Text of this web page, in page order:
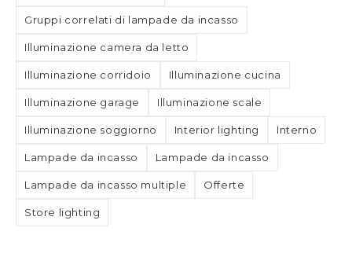
Gruppi correlati di lampade da incasso
Illuminazione camera da letto
Illuminazione corridoio Illuminazione cucina
Illuminazione garage Illuminazione scale
Illuminazione soggiorno Interior lighting Interno
Lampade da incasso Lampade da incasso
Lampade da incasso multiple Offerte
Store lighting